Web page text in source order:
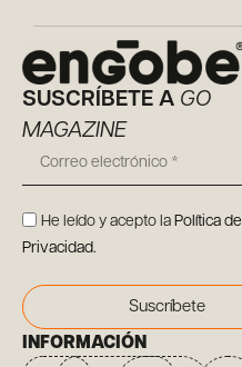
SUSCRÍBETE A GO
MAGAZINE
He leído y acepto la Política de
Privacidad.
Suscríbete
INFORMACIÓN